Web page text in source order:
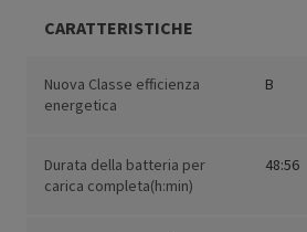
CARATTERISTICHE
Nuova Classe efficienza
energetica
B
Durata della batteria per
carica completa(h:min)
48:56